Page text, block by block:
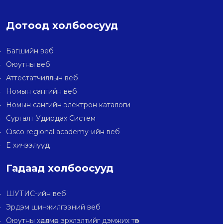
Дотоод холбоосууд
Багшийн веб
Оюутны веб
Аттестатчиллын веб
Номын сангийн веб
Номын сангийн электрон каталоги
Сургалт Удирдах Систем
Cisco regional academy-ийн веб
E хичээлүүд
Гадаад холбоосууд
ШУТИС-ийн веб
Эрдэм шинжилгээний веб
Оюутны хөдөлмөр эрхлэлтийг дэмжих төв